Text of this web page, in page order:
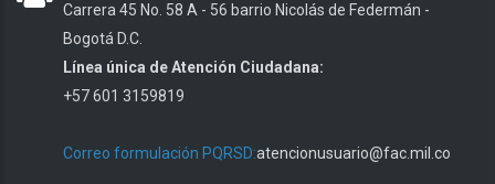
Carrera 45 No. 58 A - 56 barrio Nicolás de Federmán -
Bogotá D.C.
Línea única de Atención Ciudadana:
+57 601 3159819
Correo formulación PQRSD:atencionusuario@fac.mil.co